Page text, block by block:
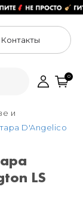
Контакты
36с15,
0
и
D'Angelico
LS